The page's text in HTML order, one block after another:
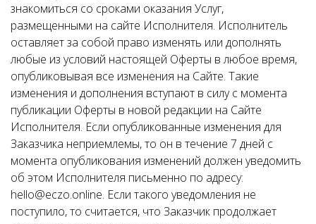
знакомиться со сроками оказания Услуг,
размещенными на сайте Исполнителя. Исполнитель
оставляет за собой право изменять или дополнять
любые из условий настоящей Оферты в любое время,
опубликовывая все изменения на Сайте. Такие
изменения и дополнения вступают в силу с момента
публикации Оферты в новой редакции на Сайте
Исполнителя. Если опубликованные изменения для
Заказчика неприемлемы, то он в течение 7 дней с
момента опубликования изменений должен уведомить
об этом Исполнителя письменно по адресу:
hello@eczo.online. Если такого уведомления не
поступило, то считается, что Заказчик продолжает